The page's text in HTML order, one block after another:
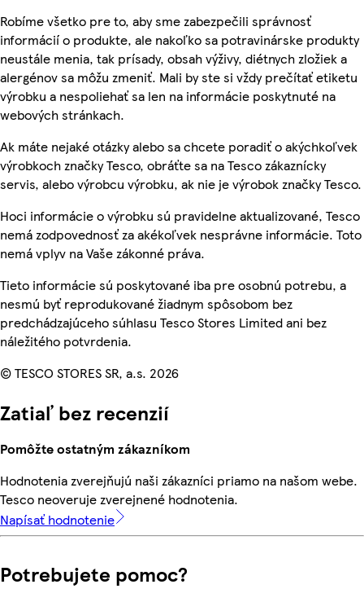
Robíme všetko pre to, aby sme zabezpečili správnosť
informácií o produkte, ale nakoľko sa potravinárske produkty
neustále menia, tak prísady, obsah výživy, diétnych zložiek a
alergénov sa môžu zmeniť. Mali by ste si vždy prečítať etiketu
výrobku a nespoliehať sa len na informácie poskytnuté na
webových stránkach.
Ak máte nejaké otázky alebo sa chcete poradiť o akýchkoľvek
výrobkoch značky Tesco, obráťte sa na Tesco zákaznícky
servis, alebo výrobcu výrobku, ak nie je výrobok značky Tesco.
Hoci informácie o výrobku sú pravidelne aktualizované, Tesco
nemá zodpovednosť za akékoľvek nesprávne informácie. Toto
nemá vplyv na Vaše zákonné práva.
Tieto informácie sú poskytované iba pre osobnú potrebu, a
nesmú byť reprodukované žiadnym spôsobom bez
predchádzajúceho súhlasu Tesco Stores Limited ani bez
náležitého potvrdenia.
© TESCO STORES SR, a.s. 2026
Zatiaľ bez recenzií
Pomôžte ostatným zákazníkom
Hodnotenia zverejňujú naši zákazníci priamo na našom webe.
Tesco neoveruje zverejnené hodnotenia.
Napísať hodnotenie
Potrebujete pomoc?